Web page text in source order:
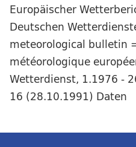
Europäischer
Deutschen
meteorological bulletin
météorologique
Wetterdienst, 1.1976 -
16 (28.10.1991) Daten